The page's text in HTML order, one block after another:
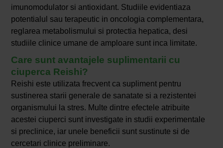
imunomodulator si antioxidant. Studiile evidentiaza
potentialul sau terapeutic in oncologia complementara,
reglarea metabolismului si protectia hepatica, desi
studiile clinice umane de amploare sunt inca limitate.
Care sunt avantajele suplimentarii cu
ciuperca Reishi?
Reishi este utilizata frecvent ca supliment pentru
sustinerea starii generale de sanatate si a rezistentei
organismului la stres. Multe dintre efectele atribuite
acestei ciuperci sunt investigate in studii experimentale
si preclinice, iar unele beneficii sunt sustinute si de
cercetari clinice preliminare.